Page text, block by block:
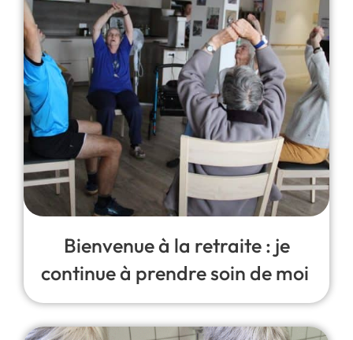
Bienvenue à la retraite : je
continue à prendre soin de moi